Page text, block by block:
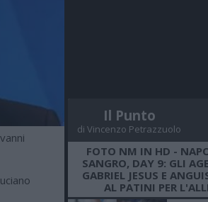
Il Punto
di Vincenzo Petrazzuolo
FOTO NM IN HD -
SANGRO, DAY 9: GLI
GABRIEL JESUS E
AL PATINI PER